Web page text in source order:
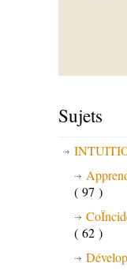
Sujets
( 97 )
( 62 )